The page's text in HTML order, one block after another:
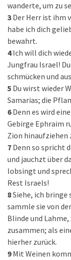
wanderte, um zu
3 Der Herr ist ihm
habe ich dich
bewahrt.
4 Ich will dich
Jungfrau Israel!
schmücken und
5 Du wirst wieder
Samarias; die
6 Denn es wird
Gebirge Ephraim
Zion hinaufziehen
7 Denn so spricht
und jauchzt über
lobsingt und
Rest Israels!
8Siehe, ich bringe
sammle sie von
Blinde und
zusammen; als
hierher zurück.
9 Mit Weinen